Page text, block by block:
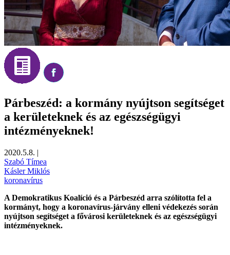
Párbeszéd: a kormány nyújtson segítséget
a kerületeknek és az egészségügyi
intézményeknek!
2020.5.8. |
Szabó Tímea
Kásler Miklós
koronavírus
A Demokratikus Koalíció és a Párbeszéd arra szólította fel a
kormányt, hogy a koronavírus-járvány elleni védekezés során
nyújtson segítséget a fővárosi kerületeknek és az egészségügyi
intézményeknek.